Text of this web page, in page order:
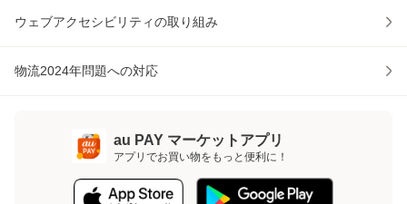
ウェブアクセシビリティの取り組み
物流2024年問題への対応
au PAY マーケットアプリ
アプリでお買い物をもっと便利に！